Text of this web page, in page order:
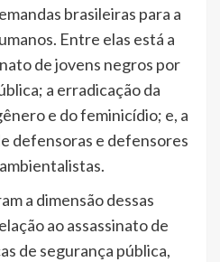
brasileiras para a
Entre elas está a
de jovens negros por
a erradicação da
e do feminicídio; e, a
defensoras e defensores
a dimensão dessas
ao assassinato de
de segurança pública,